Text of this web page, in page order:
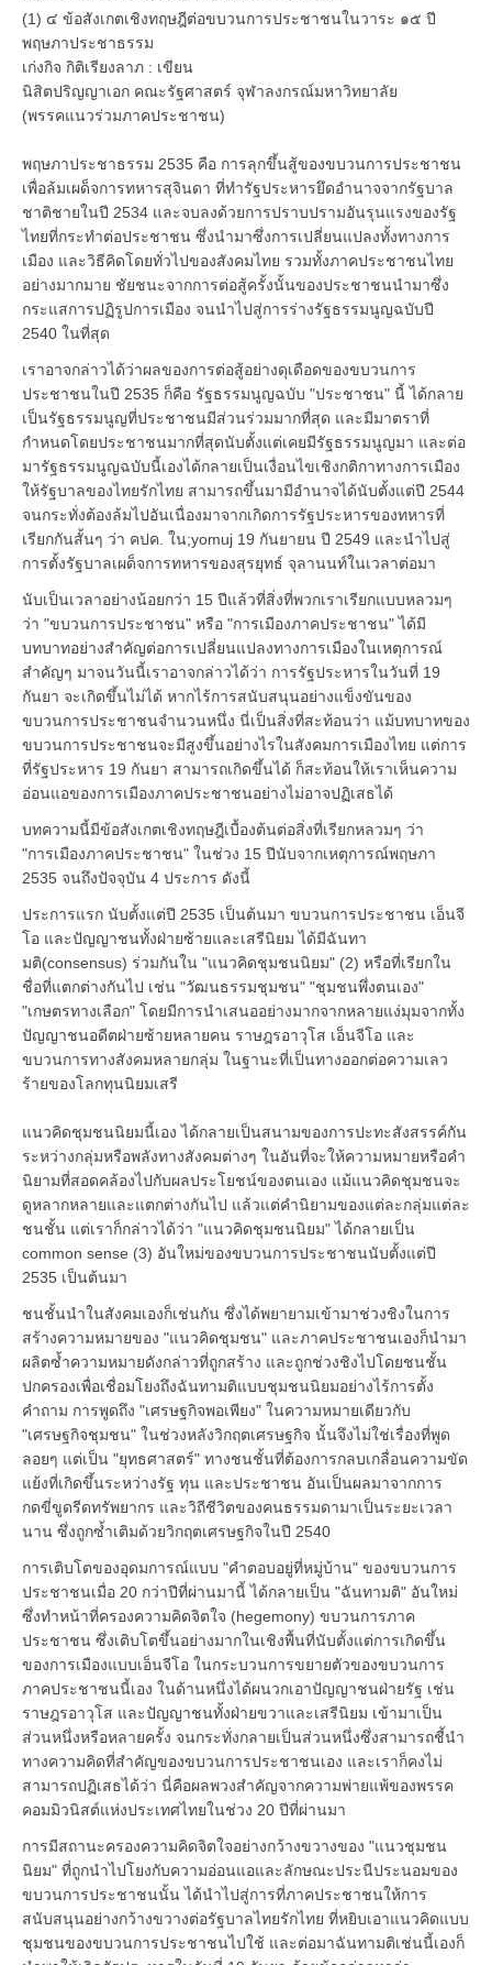
(1) ๔ ข้อสังเกตเชิงทฤษฎีต่อขบวนการประชาชนในวาระ ๑๕ ปี
พฤษภาประชาธรรม
เก่งกิจ กิติเรียงลาภ : เขียน
นิสิตปริญญาเอก คณะรัฐศาสตร์ จุฬาลงกรณ์มหาวิทยาลัย
(พรรคแนวร่วมภาคประชาชน)
พฤษภาประชาธรรม 2535 คือ การลุกขึ้นสู้ของขบวนการประชาชน
เพื่อล้มเผด็จการทหารสุจินดา ที่ทำรัฐประหารยึดอำนาจจากรัฐบาล
ชาติชายในปี 2534 และจบลงด้วยการปราบปรามอันรุนแรงของรัฐ
ไทยที่กระทำต่อประชาชน ซึ่งนำมาซึ่งการเปลี่ยนแปลงทั้งทางการ
เมือง และวิธีคิดโดยทั่วไปของสังคมไทย รวมทั้งภาคประชาชนไทย
อย่างมากมาย ชัยชนะจากการต่อสู้ครั้งนั้นของประชาชนนำมาซึ่ง
กระแสการปฏิรูปการเมือง จนนำไปสู่การร่างรัฐธรรมนูญฉบับปี
2540 ในที่สุด
เราอาจกล่าวได้ว่าผลของการต่อสู้อย่างดุเดือดของขบวนการ
ประชาชนในปี 2535 ก็คือ รัฐธรรมนูญฉบับ "ประชาชน" นี้ ได้กลาย
เป็นรัฐธรรมนูญที่ประชาชนมีส่วนร่วมมากที่สุด และมีมาตราที่
กำหนดโดยประชาชนมากที่สุดนับตั้งแต่เคยมีรัฐธรรมนูญมา และต่อ
มารัฐธรรมนูญฉบับนี้เองได้กลายเป็นเงื่อนไขเชิงกติกาทางการเมือง
ให้รัฐบาลของไทยรักไทย สามารถขึ้นมามีอำนาจได้นับตั้งแต่ปี 2544
จนกระทั่งต้องล้มไปอันเนื่องมาจากเกิดการรัฐประหารของทหารที่
เรียกกันสั้นๆ ว่า คปค. ใน;yomuj 19 กันยายน ปี 2549 และนำไปสู่
การตั้งรัฐบาลเผด็จการทหารของสุรยุทธ์ จุลานนท์ในเวลาต่อมา
นับเป็นเวลาอย่างน้อยกว่า 15 ปีแล้วที่สิ่งที่พวกเราเรียกแบบหลวมๆ
ว่า "ขบวนการประชาชน" หรือ "การเมืองภาคประชาชน" ได้มี
บทบาทอย่างสำคัญต่อการเปลี่ยนแปลงทางการเมืองในเหตุการณ์
สำคัญๆ มาจนวันนี้เราอาจกล่าวได้ว่า การรัฐประหารในวันที่ 19
กันยา จะเกิดขึ้นไม่ได้ หากไร้การสนับสนุนอย่างแข็งขันของ
ขบวนการประชาชนจำนวนหนึ่ง นี่เป็นสิ่งที่สะท้อนว่า แม้บทบาทของ
ขบวนการประชาชนจะมีสูงขึ้นอย่างไรในสังคมการเมืองไทย แต่การ
ที่รัฐประหาร 19 กันยา สามารถเกิดขึ้นได้ ก็สะท้อนให้เราเห็นความ
อ่อนแอของการเมืองภาคประชาชนอย่างไม่อาจปฏิเสธได้
บทความนี้มีข้อสังเกตเชิงทฤษฎีเบื้องต้นต่อสิ่งที่เรียกหลวมๆ ว่า
"การเมืองภาคประชาชน" ในช่วง 15 ปีนับจากเหตุการณ์พฤษภา
2535 จนถึงปัจจุบัน 4 ประการ ดังนี้
ประการแรก นับตั้งแต่ปี 2535 เป็นต้นมา ขบวนการประชาชน เอ็นจี
โอ และปัญญาชนทั้งฝ่ายซ้ายและเสรีนิยม ได้มีฉันทา
มติ(consensus) ร่วมกันใน "แนวคิดชุมชนนิยม" (2) หรือที่เรียกใน
ชื่อที่แตกต่างกันไป เช่น "วัฒนธรรมชุมชน" "ชุมชนพึ่งตนเอง"
"เกษตรทางเลือก" โดยมีการนำเสนออย่างมากจากหลายแง่มุมจากทั้ง
ปัญญาชนอดีตฝ่ายซ้ายหลายคน ราษฎรอาวุโส เอ็นจีโอ และ
ขบวนการทางสังคมหลายกลุ่ม ในฐานะที่เป็นทางออกต่อความเลว
ร้ายของโลกทุนนิยมเสรี
แนวคิดชุมชนนิยมนี้เอง ได้กลายเป็นสนามของการปะทะสังสรรค์กัน
ระหว่างกลุ่มหรือพลังทางสังคมต่างๆ ในอันที่จะให้ความหมายหรือคำ
นิยามที่สอดคล้องไปกับผลประโยชน์ของตนเอง แม้แนวคิดชุมชนจะ
ดูหลากหลายและแตกต่างกันไป แล้วแต่คำนิยามของแต่ละกลุ่มแต่ละ
ชนชั้น แต่เราก็กล่าวได้ว่า "แนวคิดชุมชนนิยม" ได้กลายเป็น
common sense (3) อันใหม่ของขบวนการประชาชนนับตั้งแต่ปี
2535 เป็นต้นมา
ชนชั้นนำในสังคมเองก็เช่นกัน ซึ่งได้พยายามเข้ามาช่วงชิงในการ
สร้างความหมายของ "แนวคิดชุมชน" และภาคประชาชนเองก็นำมา
ผลิตซ้ำความหมายดังกล่าวที่ถูกสร้าง และถูกช่วงชิงไปโดยชนชั้น
ปกครองเพื่อเชื่อมโยงถึงฉันทามติแบบชุมชนนิยมอย่างไร้การตั้ง
คำถาม การพูดถึง "เศรษฐกิจพอเพียง" ในความหมายเดียวกับ
"เศรษฐกิจชุมชน" ในช่วงหลังวิกฤตเศรษฐกิจ นั้นจึงไม่ใช่เรื่องที่พูด
ลอยๆ แต่เป็น "ยุทธศาสตร์" ทางชนชั้นที่ต้องการกลบเกลื่อนความขัด
แย้งที่เกิดขึ้นระหว่างรัฐ ทุน และประชาชน อันเป็นผลมาจากการ
กดขี่ขูดรีดทรัพยากร และวิถีชีวิตของคนธรรมดามาเป็นระยะเวลา
นาน ซึ่งถูกซ้ำเติมด้วยวิกฤตเศรษฐกิจในปี 2540
การเติบโตของอุดมการณ์แบบ "คำตอบอยู่ที่หมู่บ้าน" ของขบวนการ
ประชาชนเมื่อ 20 กว่าปีที่ผ่านมานี้ ได้กลายเป็น "ฉันทามติ" อันใหม่
ซึ่งทำหน้าที่ครองความคิดจิตใจ (hegemony) ขบวนการภาค
ประชาชน ซึ่งเติบโตขึ้นอย่างมากในเชิงพื้นที่นับตั้งแต่การเกิดขึ้น
ของการเมืองแบบเอ็นจีโอ ในกระบวนการขยายตัวของขบวนการ
ภาคประชาชนนี้เอง ในด้านหนึ่งได้ผนวกเอาปัญญาชนฝ่ายรัฐ เช่น
ราษฎรอาวุโส และปัญญาชนทั้งฝ่ายขวาและเสรีนิยม เข้ามาเป็น
ส่วนหนึ่งหรือหลายครั้ง จนกระทั่งกลายเป็นส่วนหนึ่งซึ่งสามารถชี้นำ
ทางความคิดที่สำคัญของขบวนการประชาชนเอง และเราก็คงไม่
สามารถปฏิเสธได้ว่า นี่คือผลพวงสำคัญจากความพ่ายแพ้ของพรรค
คอมมิวนิสต์แห่งประเทศไทยในช่วง 20 ปีที่ผ่านมา
การมีสถานะครองความคิดจิตใจอย่างกว้างขวางของ "แนวชุมชน
นิยม" ที่ถูกนำไปโยงกับความอ่อนแอและลักษณะประนีประนอมของ
ขบวนการประชาชนนั้น ได้นำไปสู่การที่ภาคประชาชนให้การ
สนับสนุนอย่างกว้างขวางต่อรัฐบาลไทยรักไทย ที่หยิบเอาแนวคิดแบบ
ชุมชนของขบวนการประชาชนไปใช้ และต่อมาฉันทามติเช่นนี้เองก็